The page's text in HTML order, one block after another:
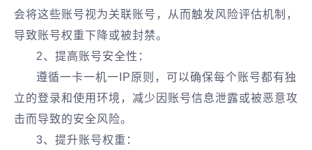
会将这些账号视为关联账号，从而触发风险评估机制，
导致账号权重下降或被封禁。
2、提高账号安全性‌：
遵循一卡一机一IP原则，可以确保每个账号都有独
立的登录和使用环境，减少因账号信息泄露或被恶意攻
击而导致的安全风险。
3、提升账号权重‌：